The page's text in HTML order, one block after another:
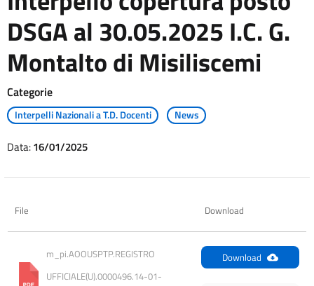
DSGA al 30.05.2025 I.C. G.
Montalto di Misiliscemi
Categorie
Interpelli Nazionali a T.D. Docenti News
Data:16/01/2025
File Download
m_pi.AOOUSPTP.REGISTRO
UFFICIALE(U).0000496.14-01-
Download